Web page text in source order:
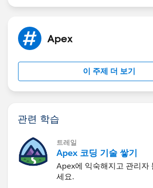
if(prdGrp.Children_Groups__r
for(Product_Group__c
prdGrp.Children_Groups__r){
if(region !=null &&
for(Region__c r :
= new Sales_Target__c();
'Newtarget2020';
='Product Group';
Apex
이 주제 더 보기
관련 학습
트레일
Apex 코딩 기술 쌓기
Apex에 익숙해지고 관리자
세요.